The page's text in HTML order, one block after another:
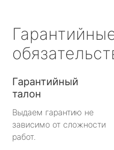
Гарантийный
талон
Выдаем гарантию не
зависимо от сложности
работ.